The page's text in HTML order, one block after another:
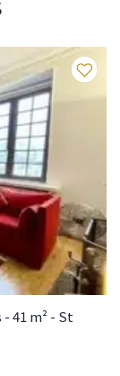
41 m² - St